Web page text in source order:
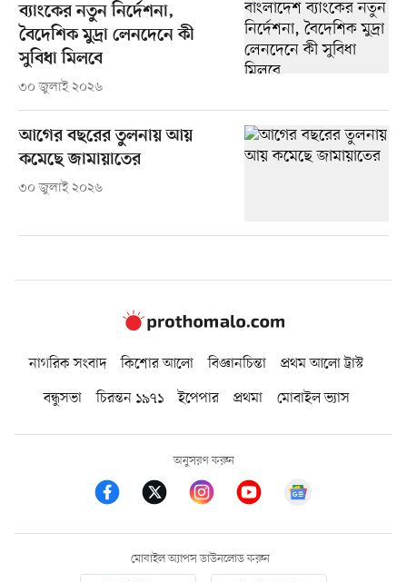
ব্যাংকের নতুন নির্দেশনা,
বৈদেশিক মুদ্রা লেনদেনে কী
সুবিধা মিলবে
৩০ জুলাই ২০২৬
আগের বছরের তুলনায় আয়
কমেছে জামায়াতের
৩০ জুলাই ২০২৬
নাগরিক সংবাদ কিশোর আলো বিজ্ঞানচিন্তা
প্রথম আলো ট্রাস্ট
বন্ধুসভা
চিরন্তন ১৯৭১ ইপেপার প্রথমা মোবাইল ভ্যাস
অনুসরণ করুন
মোবাইল অ্যাপস ডাউনলোড করুন